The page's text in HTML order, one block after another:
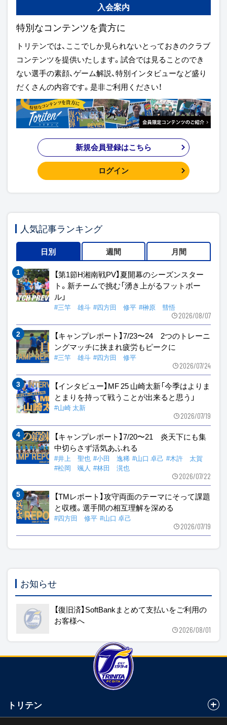
入会案内
特別なコンテンツを貴方に
トリテンでは、ここでしか見られないとっておきのクラブ
コンテンツを提供いたします。試合では見ることのでき
ない選手の素顔、ゲーム解説、特別インタビューなど盛り
だくさんの内容です。是非ご利用ください！
新規会員登録はこちら
ログイン
人気記事ランキング
日別 週間 月間
【第1節H湘南戦PV】夏開幕のシーズンスター
ト。新チームで挑む「湧き上がるフットボー
ル」
#三竿 雄斗 #四方田 修平 #榊原 彗悟
2026/08/07
【キャンプレポート】7/23〜24 2つのトレーニ
ングマッチに挟まれ疲労もピークに
#三竿 雄斗 #四方田 修平
2026/07/24
【インタビュー】MF 25 山崎太新「今季はよりま
とまりを持って戦うことが出来ると思う」
#山崎 太新
2026/07/19
【キャンプレポート】7/20〜21 炎天下にも集
中切らさず活気あふれる
#井上 聖也 #小田 逸稀 #山口 卓己 #木許 太賀
#松岡 颯人 #林田 滉也
2026/07/22
【TMレポート】攻守両面のテーマにそって課題
と収穫。選手間の相互理解を深める
#四方田 修平 #山口 卓己
2026/07/19
お知らせ
【復旧済】SoftBankまとめて支払いをご利用の
お客様へ
2026/08/01
トリテン